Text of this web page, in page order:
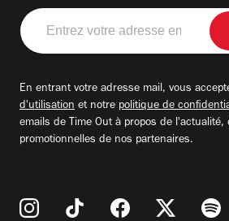
Entrez
votre
adresse
En entrant votre adresse mail, vous
d'utilisation et notre politique de
emails de Time Out à propos de l'actualité,
promotionnelles de nos partenaires.